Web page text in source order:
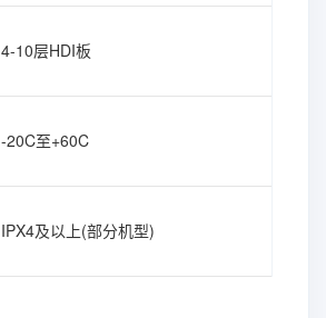
4-10层HDI板
-20C至+60C
IPX4及以上(部分机型)